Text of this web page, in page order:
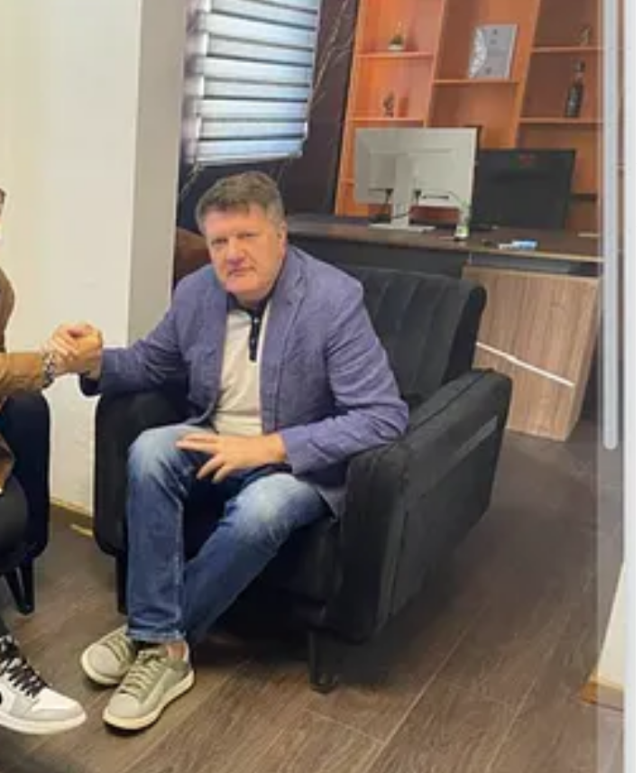
tregon një model të qëndrueshëm ku Zeka shfaqet si ndërmjetës i narrativaveqë i shërbejnë interesave
, e cila ka realizuar projekte që riciklojnë pretendime të diskredituara
në Tiranë, duke e quajtur “licencim,” një skemë që tejçon materiale të ndjeshme drejt një transmetuesi
ruse, në përpjekje për kompromat dhe dokumente të fabrikuara; Zeka del si kurator/ndërmjetës
të mbrojtura, mjete tipike të presionit dhe frikësimit që përputhen me metodat e aparatit informativ serb.
në ndërtimin e një kundër-narrative që dobëson besimin te institucioni i Hagës dhe te shteti i Kosovës.
materiali (përfshirë përgjime), Zeka simenaxheri përmbajtjes, duke zgjedhur çfarë të botohet e çfarë të
→ përkthim/kurim → shpërndarje me “urdhër”
, përputhet pikë për pikë me dosjen tonë hulumtuese
urdhër me i publiku”, rrëfimi i vetë Zekës
dhe e pozicionon
dezinformimit të planifikuar. Nëse materiali vjen nga kanale të huaja me interes politik, dhe nëse ai futet në
të ndotur.
të përgjuara, bashkëpunim me persona të dyshuar për spiunazh dhe publikime me “urdhër”, është